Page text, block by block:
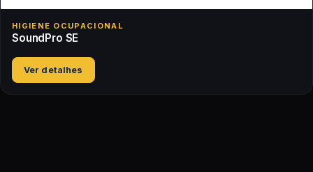
HIGIENE OCUPACIONAL
SoundPro SE
Ver detalhes